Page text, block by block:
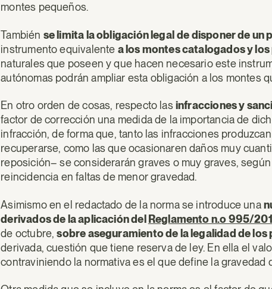
montes pequeños.
También se limita la obligación legalde disponer de un
instrumento equivalente a los montes catalogados y
naturales que poseen y que hacen necesario este
autónomas podrán ampliar esta obligación a los montes
En otro orden de cosas, respecto las infracciones y
factor de corrección una medida de la importancia de
infracción, de forma que, tanto las infracciones
recuperarse, como las que ocasionaren daños muy
reposición– se considerarán graves o muy graves,
reincidencia en faltas de menor gravedad.
Asimismo en el redactado de la norma se introduce una
derivados de la aplicación delReglamento n.o 995/
de octubre,sobre aseguramiento de la legalidad de
derivada, cuestión que tiene reserva de ley. En ella el
contraviniendo la normativa es el que define la gravedad